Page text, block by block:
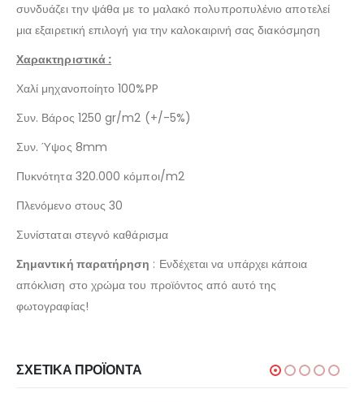
συνδυάζει την ψάθα με το μαλακό πολυπροπυλένιο αποτελεί
μια εξαιρετική επιλογή για την καλοκαιρινή σας διακόσμηση
Χαρακτηριστικά :
Χαλί μηχανοποίητο 100%PP
Συν. Βάρος 1250 gr/m2 (+/-5%)
Συν. Ύψος 8mm
Πυκνότητα 320.000 κόμποι/m2
Πλενόμενο στους 30
Συνίσταται στεγνό καθάρισμα
Σημαντική παρατήρηση : Ενδέχεται να υπάρχει κάποια
απόκλιση στο χρώμα του προϊόντος από αυτό της
φωτογραφίας!
ΣΧΕΤΙΚΆ ΠΡΟΪΌΝΤΑ